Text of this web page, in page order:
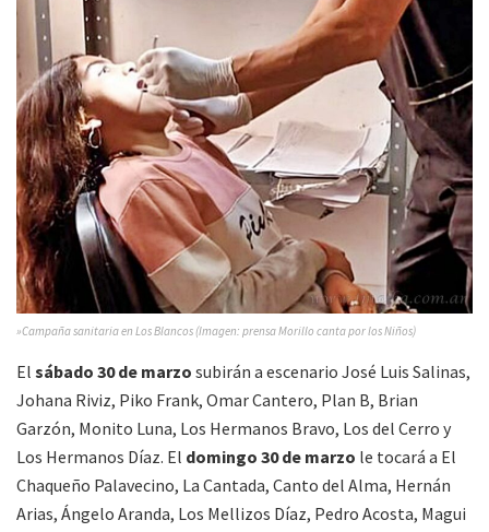
»Campaña sanitaria en Los Blancos (Imagen: prensa Morillo canta por los Niños)
El sábado 30 de marzo subirán a escenario José Luis Salinas,
Johana Riviz, Piko Frank, Omar Cantero, Plan B, Brian
Garzón, Monito Luna, Los Hermanos Bravo, Los del Cerro y
Los Hermanos Díaz. El domingo 30 de marzo le tocará a El
Chaqueño Palavecino, La Cantada, Canto del Alma, Hernán
Arias, Ángelo Aranda, Los Mellizos Díaz, Pedro Acosta, Magui